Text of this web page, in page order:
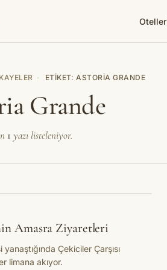
Oteller
· ETIKET: ASTORIA GRANDE
Grande
1 yazı listeleniyor.
Amasra Ziyaretleri
Çekiciler Çarşısı
limana akıyor.